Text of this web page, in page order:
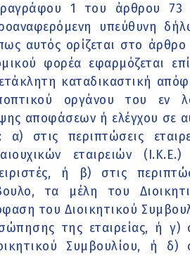
1 του άρθρου 73
υπεύθυνη
αυτός ορίζεται στο άρθρο
φορέα εφαρμόζεται
καταδικαστική
οργάνου του εν
αποφάσεων ή ελέγχου σε
στις περιπτώσεις
εταιρειών (Ι.Κ.Ε.)
ή β) στις
τα μέλη του
του Διοικητικού
της εταιρείας, ή γ)
Συμβουλίου, ή δ)